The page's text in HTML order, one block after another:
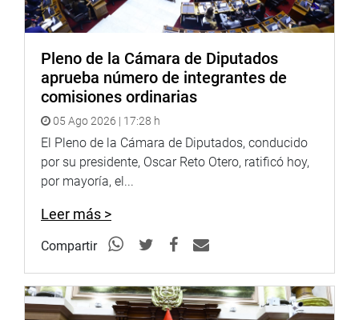
Terminal Multipropósito de Chancay.
el año 2024 se haya consignado una partida de 14
millones de soles aproximadamente para el sector
vivienda, que incluye el perfil y el proyecto de tratamiento
integral de aguas residuales en el distrito de Chancay.
OFICINA DE COMUNICACIONES E IMAGEN
INSTITUCIONAL
Pleno de la Cámara de Diputados
aprueba número de integrantes de
comisiones ordinarias
05 Ago 2026 | 17:28 h
El Pleno de la Cámara de Diputados, conducido
por su presidente, Oscar Reto Otero, ratificó hoy,
por mayoría, el...
Leer más >
Compartir